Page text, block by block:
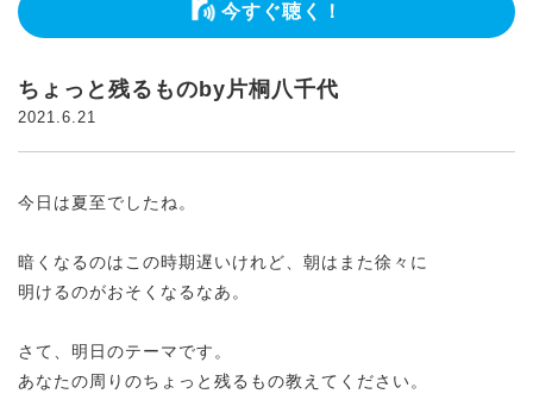
今すぐ聴く！
ちょっと残るものby片桐八千代
2021.6.21
今日は夏至でしたね。
暗くなるのはこの時期遅いけれど、朝はまた徐々に
明けるのがおそくなるなあ。
さて、明日のテーマです。
あなたの周りのちょっと残るもの教えてください。